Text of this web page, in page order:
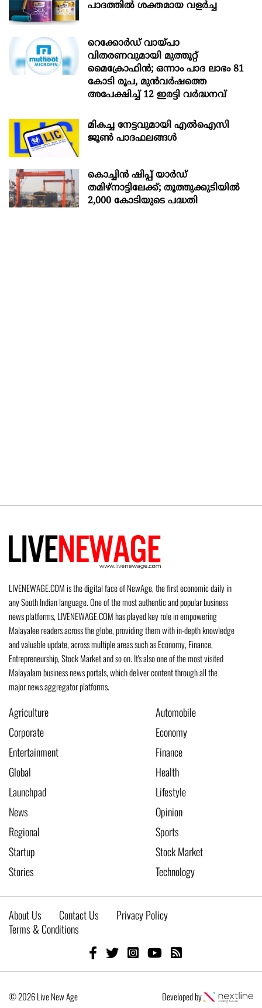
പാദത്തിൽ ശക്തമായ വളർച്ച
റെക്കോർഡ് വായ്പാ
വിതരണവുമായി മുത്തൂറ്റ്
മൈക്രോഫിൻ; ഒന്നാം പാദ ലാഭം 81
കോടി രൂപ, മുൻവർഷത്തെ
അപേക്ഷിച്ച് 12 ഇരട്ടി വർദ്ധനവ്
മികച്ച നേട്ടവുമായി എൽഐസി
ജൂൺ പാദഫലങ്ങൾ
കൊച്ചിന്‍ ഷിപ്പ് യാർഡ്
തമിഴ്നാട്ടിലേക്ക്; തൂത്തുക്കുടിയിൽ
2,000 കോടിയുടെ പദ്ധതി
LIVENEWAGE.COM is the digital face of NewAge, the first economic daily in
any South Indian language. One of the most authentic and popular business
news platforms, LIVENEWAGE.COM has played key role in empowering
Malayalee readers across the globe, providing them with in-depth knowledge
and valuable update, across multiple areas such as Economy, Finance,
Entrepreneurship, Stock Market and so on. It's also one of the most visited
Malayalam business news portals, which deliver content through all the
major news aggregator platforms.
Agriculture
Automobile
Corporate
Economy
Entertainment
Finance
Global
Health
Launchpad
Lifestyle
News
Opinion
Regional
Sports
Startup
Stock Market
Stories
Technology
About Us Contact Us
Privacy Policy
Terms & Conditions
© 2026 Live New Age Developed by